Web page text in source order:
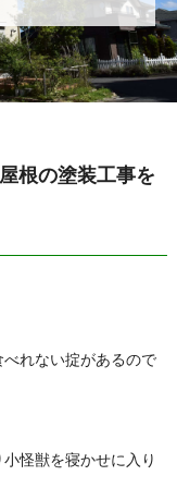
根の塗装工事を
れない掟があるので
怪獣を寝かせに入り